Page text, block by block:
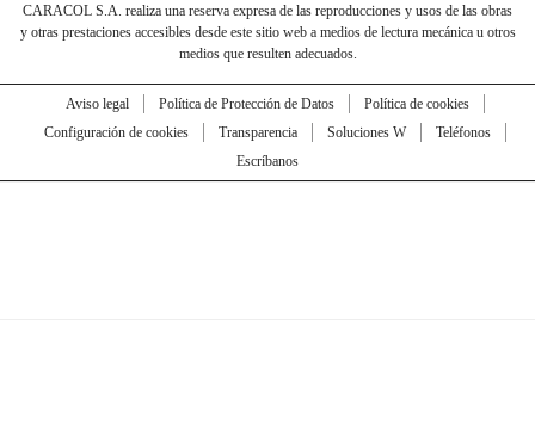
CARACOL S.A. realiza una reserva expresa de las reproducciones y usos de las obras
y otras prestaciones accesibles desde este sitio web a medios de lectura mecánica u otros
medios que resulten adecuados.
Aviso legal Política de Protección de Datos
Política de cookies
Configuración de cookies
Transparencia Soluciones W
Teléfonos
Escríbanos